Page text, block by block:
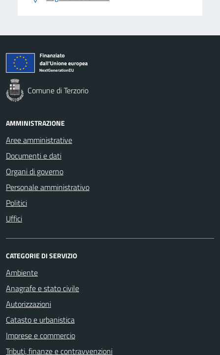
Comune di Terzorio
AMMINISTRAZIONE
Aree amministrative
Documenti e dati
Organi di governo
Personale amministrativo
Politici
Uffici
CATEGORIE DI SERVIZIO
Ambiente
Anagrafe e stato civile
Autorizzazioni
Catasto e urbanistica
Imprese e commercio
Tributi, finanze e contravvenzioni